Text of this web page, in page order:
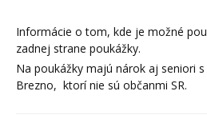
Informácie o tom, kde je možné
zadnej strane poukážky.
Na poukážky majú nárok aj seniori
Brezno, ktorí nie sú občanmi SR.